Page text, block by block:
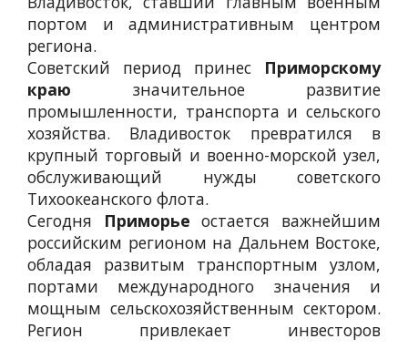
портом и административным центром
региона.
Советский период принес Приморскому
краю значительное развитие
промышленности, транспорта и сельского
хозяйства. Владивосток превратился в
крупный торговый и военно-морской узел,
обслуживающий нужды советского
Тихоокеанского флота.
Сегодня Приморье остается важнейшим
российским регионом на Дальнем Востоке,
обладая развитым транспортным узлом,
портами международного значения и
мощным сельскохозяйственным сектором.
Регион привлекает инвесторов